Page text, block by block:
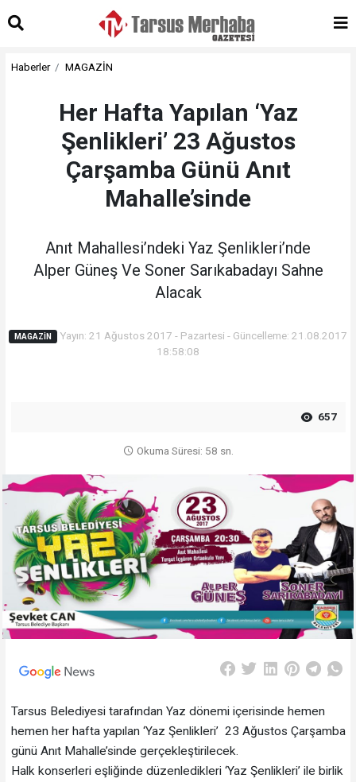
Haberler MAGAZİN
Her Hafta Yapılan ‘Yaz
Şenlikleri’ 23 Ağustos
Çarşamba Günü Anıt
Mahalle’sinde
Anıt Mahallesi’ndeki Yaz Şenlikleri’nde
Alper Güneş Ve Soner Sarıkabadayı Sahne
Alacak
MAGAZİN
Yayın: 21 Ağustos 2017 - Pazartesi - Güncelleme: 21.08.2017
18:58:08
657
Okuma Süresi: 58 sn.
Tarsus Belediyesi tarafından Yaz dönemi içerisinde hemen
hemen her hafta yapılan ‘Yaz Şenlikleri’ 23 Ağustos Çarşamba
günü Anıt Mahalle’sinde gerçekleştirilecek.
Halk konserleri eşliğinde düzenledikleri ‘Yaz Şenlikleri’ ile birlik